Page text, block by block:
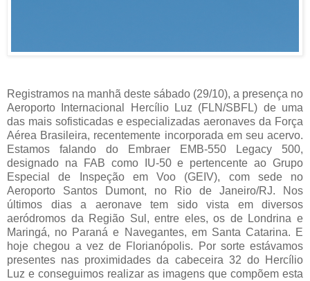
Registramos na manhã deste sábado (29/10), a presença no
Aeroporto Internacional Hercílio Luz (FLN/SBFL) de uma
das mais sofisticadas e especializadas aeronaves da Força
Aérea Brasileira, recentemente incorporada em seu acervo.
Estamos falando do Embraer EMB-550 Legacy 500,
designado na FAB como IU-50 e pertencente ao Grupo
Especial de Inspeção em Voo (GEIV), com sede no
Aeroporto Santos Dumont, no Rio de Janeiro/RJ. Nos
últimos dias a aeronave tem sido vista em diversos
aeródromos da Região Sul, entre eles, os de Londrina e
Maringá, no Paraná e Navegantes, em Santa Catarina. E
hoje chegou a vez de Florianópolis. Por sorte estávamos
presentes nas proximidades da cabeceira 32 do Hercílio
Luz e conseguimos realizar as imagens que compõem esta